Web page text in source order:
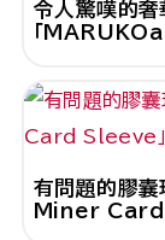
令人驚嘆的奢
「
有問題的膠囊
Miner Card